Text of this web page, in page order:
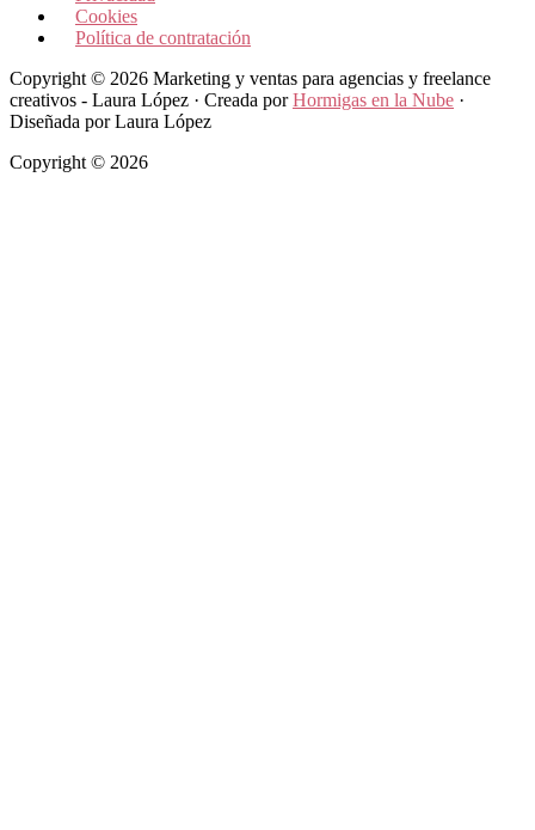
Cookies
Política de contratación
Copyright © 2026 Marketing y ventas para agencias y freelance
creativos - Laura López · Creada porHormigas en la Nube ·
Diseñada por Laura López
Copyright © 2026